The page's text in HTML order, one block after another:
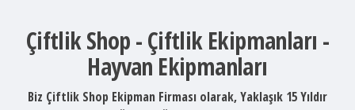
Çiftlik Shop - Çiftlik Ekipmanları -
Hayvan Ekipmanları
Biz Çiftlik Shop Ekipman Firması olarak, Yaklaşık 15 Yıldır